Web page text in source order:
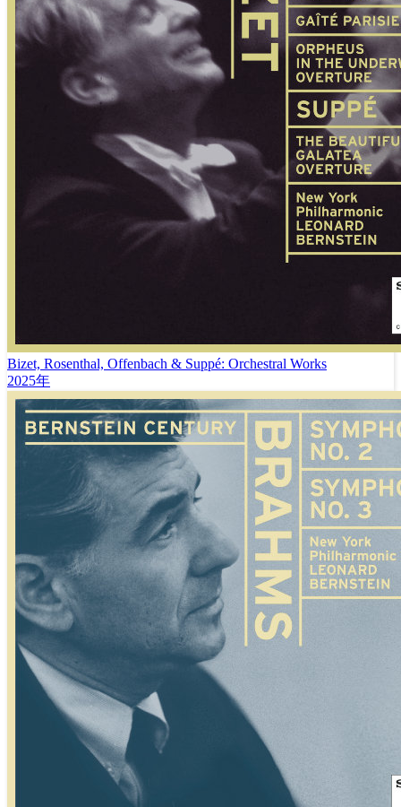
Bizet, Rosenthal, Offenbach & Suppé: Orchestral Works
2025年